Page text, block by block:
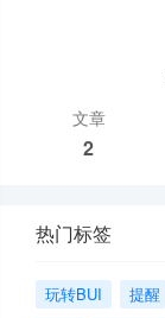
文章
2
热门标签
玩转BUI 提醒